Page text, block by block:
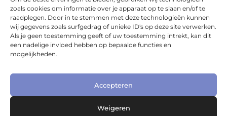
zoals cookies om informatie over je apparaat op te slaan en/of te
raadplegen. Door in te stemmen met deze technologieën kunnen
wij gegevens zoals surfgedrag of unieke ID's op deze site verwerken.
Als je geen toestemming geeft of uw toestemming intrekt, kan dit
een nadelige invloed hebben op bepaalde functies en
mogelijkheden.
Accepteren
Weigeren
Laat je inspireren door diverse artikelen vol toepasbare tips,
heldere inzichten en frisse perspectieven. Alles wat je nodig
hebt om met vertrouwen en overzicht keuzes te maken in het
dagelijks leven en werk.